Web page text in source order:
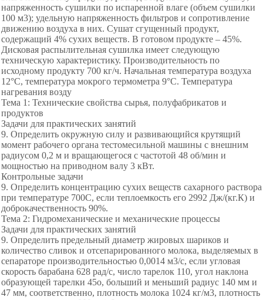
напряженность сушилки по испаренной влаге (объем сушилки
100 м3); удельную напряженность фильтров и сопротивление
движению воздуха в них. Сушат сгущенный продукт,
содержащий 4% сухих веществ. В готовом продукте – 45%.
Дисковая распылительная сушилка имеет следующую
техническую характеристику. Производительность по
исходному продукту 700 кг/ч. Начальная температура воздуха
12°С, температура мокрого термометра 9°С. Температура
нагревания возду
Тема 1: Технические свойства сырья, полуфабрикатов и
продуктов
Задачи для практических занятий
9. Определить окружную силу и развивающийся крутящий
момент рабочего органа тестомесильной машины с внешним
радиусом 0,2 м и вращающегося с частотой 48 об/мин и
мощностью на приводном валу 3 кВт.
Контрольные задачи
9. Определить концентрацию сухих веществ сахарного раствора
при температуре 700С, если теплоемкость его 2992 Дж/(кг.К) и
доброкачественность 90%.
Тема 2: Гидромеханические и механические процессы
Задачи для практических занятий
9. Определить предельный диаметр жировых шариков и
количество сливок и отсепарированного молока, выделяемых в
сепараторе производительностью 0,0014 м3/с, если угловая
скорость барабана 628 рад/с, число тарелок 110, угол наклона
образующей тарелки 45о, больший и меньший радиус 140 мм и
47 мм, соответственно, плотность молока 1024 кг/м3, плотность